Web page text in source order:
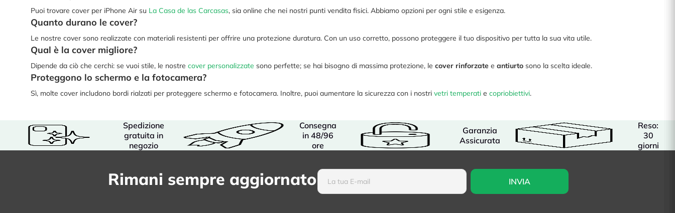
Puoi trovare cover per iPhone Air su La Casa de las Carcasas, sia online che nei nostri punti vendita fisici. Abbiamo opzioni per ogni stile e esigenza.
Quanto durano le cover?
Le nostre cover sono realizzate con materiali resistenti per offrire una protezione duratura. Con un uso corretto, possono proteggere il tuo dispositivo per tutta la sua vita utile.
Qual è la cover migliore?
Dipende da ciò che cerchi: se vuoi stile, le nostre cover personalizzate sono perfette; se hai bisogno di massima protezione, le cover rinforzate e antiurto sono la scelta ideale.
Proteggono lo schermo e la fotocamera?
Sì, molte cover includono bordi rialzati per proteggere schermo e fotocamera. Inoltre, puoi aumentare la sicurezza con i nostri vetri temperati e copriobiettivi.
Spedizione
gratuita in
negozio
Consegna
in 48/96
ore
Garanzia
Assicurata
Reso:
30
giorni
Rimani sempre aggiornato